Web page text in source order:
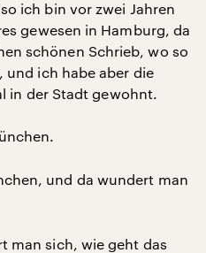
ich bin vor zwei Jahren
gewesen in Hamburg, da
schönen Schrieb, wo so
ich habe aber die
in der Stadt gewohnt.
und da wundert man
man sich, wie geht das